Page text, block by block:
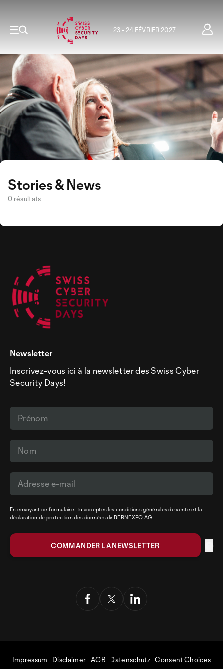
23 - 24 FÉVRIER 2027
Stories & News
0 résultats
Newsletter
Inscrivez-vous ici à la newsletter des Swiss Cyber
Security Days!
En envoyant ce formulaire, tu acceptes les conditions générales de venteet la
déclaration de protection des donnéesde BERNEXPO AG
Impressum Disclaimer AGB Datenschutz Consent Choices